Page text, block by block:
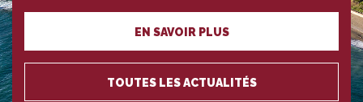
EN SAVOIR PLUS
TOUTES LES ACTUALITÉS